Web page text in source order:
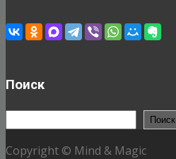
Поиск
Поиск
Copyright © Mind & Magic